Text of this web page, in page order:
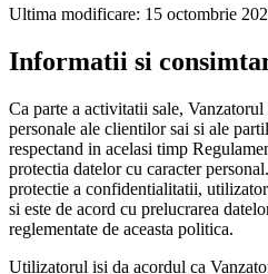
Ultima modificare: 15 octombrie
Informatii si
Ca parte a activitatii sale,
personale ale clientilor sai si ale
respectand in acelasi timp
protectia datelor cu caracter
protectie a confidentialitatii,
si este de acord cu prelucrarea
reglementate de aceasta politica.
Utilizatorul isi da acordul ca